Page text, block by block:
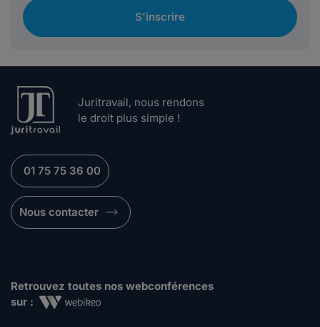
S'inscrire
Juritravail, nous rendons
le droit plus simple !
01 75 75 36 00
Nous contacter
Retrouvez toutes nos webconférences
sur :